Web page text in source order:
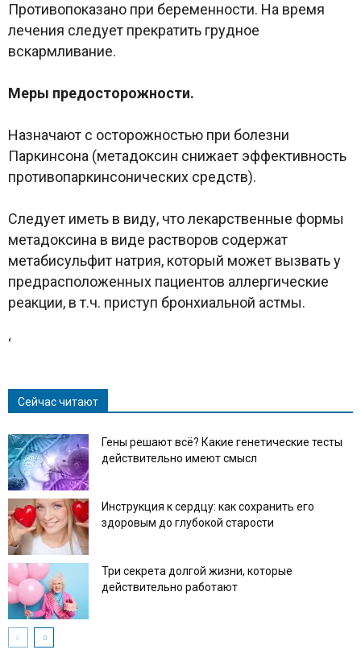
Противопоказано при беременности. На время
лечения следует прекратить грудное
вскармливание.
Меры предосторожности.
Назначают с осторожностью при болезни
Паркинсона (метадоксин снижает эффективность
противопаркинсонических средств).
Следует иметь в виду, что лекарственные формы
метадоксина в виде растворов содержат
метабисульфит натрия, который может вызвать у
предрасположенных пациентов аллергические
реакции, в т.ч. приступ бронхиальной астмы.
‘
Сейчас читают
Гены решают всё? Какие генетические тесты
действительно имеют смысл
Инструкция к сердцу: как сохранить его
здоровым до глубокой старости
Три секрета долгой жизни, которые
действительно работают